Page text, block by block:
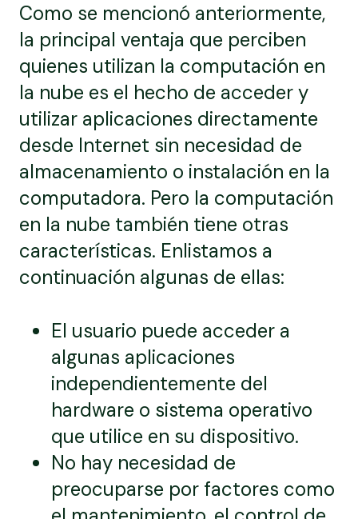
Como se mencionó anteriormente,
la principal ventaja que perciben
quienes utilizan la computación en
la nube es el hecho de acceder y
utilizar aplicaciones directamente
desde Internet sin necesidad de
almacenamiento o instalación en la
computadora. Pero la computación
en la nube también tiene otras
características. Enlistamos a
continuación algunas de ellas:
El usuario puede acceder a
algunas aplicaciones
independientemente del
hardware o sistema operativo
que utilice en su dispositivo.
No hay necesidad de
preocuparse por factores como